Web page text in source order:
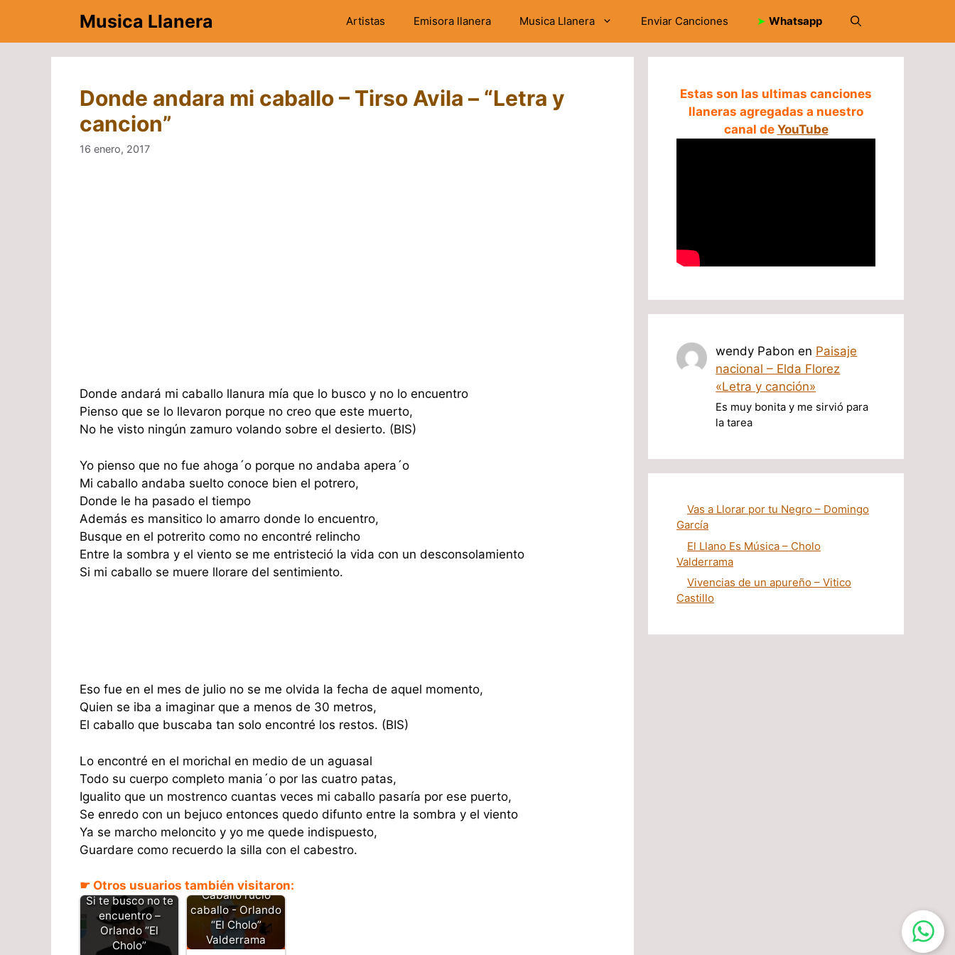
contenido
Musica Llanera Artistas Emisora llanera Musica Llanera Enviar Canciones ➤ Whatsapp
Donde andara mi caballo – Tirso Avila – “Letra y
cancion”
16 enero, 2017
Donde andará mi caballo llanura mía que lo busco y no lo encuentro
Pienso que se lo llevaron porque no creo que este muerto,
No he visto ningún zamuro volando sobre el desierto. (BIS)
Yo pienso que no fue ahoga´o porque no andaba apera´o
Mi caballo andaba suelto conoce bien el potrero,
Donde le ha pasado el tiempo
Además es mansitico lo amarro donde lo encuentro,
Busque en el potrerito como no encontré relincho
Entre la sombra y el viento se me entristeció la vida con un desconsolamiento
Si mi caballo se muere llorare del sentimiento.
Eso fue en el mes de julio no se me olvida la fecha de aquel momento,
Quien se iba a imaginar que a menos de 30 metros,
El caballo que buscaba tan solo encontré los restos. (BIS)
Lo encontré en el morichal en medio de un aguasal
Todo su cuerpo completo mania´o por las cuatro patas,
Igualito que un mostrenco cuantas veces mi caballo pasaría por ese puerto,
Se enredo con un bejuco entonces quedo difunto entre la sombra y el viento
Ya se marcho meloncito y yo me quede indispuesto,
Guardare como recuerdo la silla con el cabestro.
☛ Otros usuarios también visitaron:
Si te busco no te
encuentro –
Orlando “El
Cholo”
Caballo rucio
caballo - Orlando
“El Cholo”
Valderrama
Estas son las ultimas canciones
llaneras agregadas a nuestro
canal de YouTube
wendy Pabon en Paisaje
nacional – Elda Florez
«Letra y canción»
Es muy bonita y me sirvió para
la tarea
Vas a Llorar por tu Negro – Domingo
García
El Llano Es Música – Cholo
Valderrama
Vivencias de un apureño – Vitico
Castillo